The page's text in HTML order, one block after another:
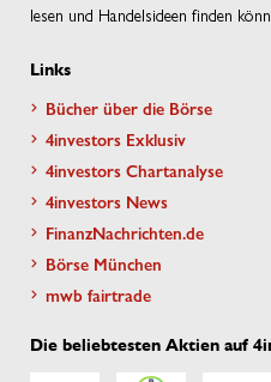
lesen und Handelsideen finden
Links
Bücher über die Börse
4investors Exklusiv
4investors Chartanalyse
4investors News
FinanzNachrichten.de
Börse München
mwb fairtrade
Die beliebtesten Aktien auf